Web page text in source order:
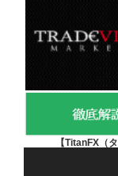
【TitanFX（